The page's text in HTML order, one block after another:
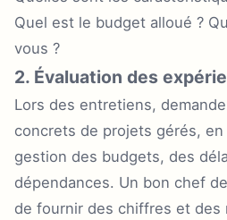
Quel est le budget alloué ?
vous ?
2. Évaluation des
Lors des entretiens,
concrets de projets gérés, en
gestion des budgets, des
dépendances. Un bon chef
de fournir des chiffres et des